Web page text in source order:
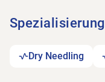
Spezialisierung
Dry Needling